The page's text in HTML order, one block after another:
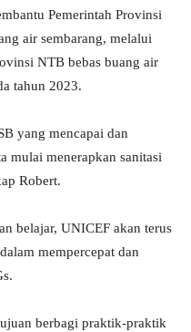
Pemerintah Provinsi
air sembarang, melalui
NTB bebas buang air
tahun 2023.
yang mencapai dan
mulai menerapkan sanitasi
Robert.
belajar, UNICEF akan terus
mempercepat dan
berbagi praktik-praktik